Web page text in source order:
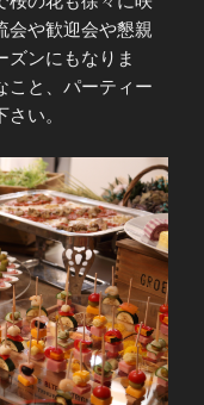
会や歓迎会や懇親
ズンにもなりま
こと、パーティー
い。